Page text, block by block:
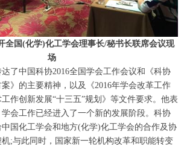
全国(化学)化工学会理事长/秘书长联席会议现
场
了中国科协2016全国学会工作会议和《科协
》的主要精神，以及《2016年学会改革工作
作创新发展“十三五”规划》等文件要求。他表
会工作已经进入了一个新的发展阶段。科协
国化工学会和地方(化学)化工学会的合作及协
机;与此同时，国家新一轮机构改革和职能转变